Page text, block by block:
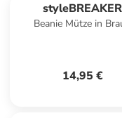
styleBREAKER
Beanie Mütze in
14,95 €